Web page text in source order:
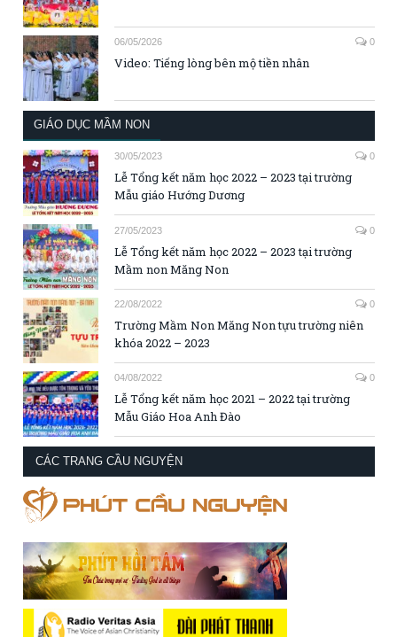
06/05/2026 0
Video: Tiếng lòng bên mộ tiền nhân
GIÁO DỤC MẦM NON
30/05/2023 0
Lễ Tổng kết năm học 2022 – 2023 tại trường
Mẫu giáo Hướng Dương
27/05/2023 0
Lễ Tổng kết năm học 2022 – 2023 tại trường
Mầm non Măng Non
22/08/2022 0
Trường Mầm Non Măng Non tựu trường niên
khóa 2022 – 2023
04/08/2022 0
Lễ Tổng kết năm học 2021 – 2022 tại trường
Mẫu Giáo Hoa Anh Đào
CÁC TRANG CẦU NGUYỆN